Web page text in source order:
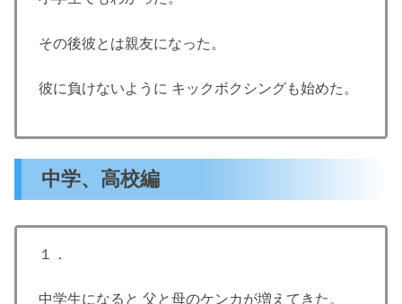
その後彼とは親友になった。
彼に負けないように キックボクシングも始めた。
中学、高校編
１．
中学生になると 父と母のケンカが増えてきた。